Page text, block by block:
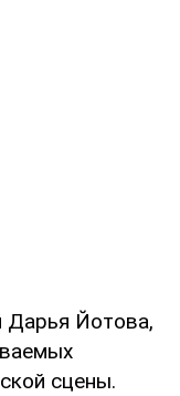
Дарья Йотова,
сцены.